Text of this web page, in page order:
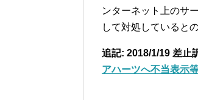
ンターネット上のサ
して対処しているとの
追記: 2018/1/19 差止
アハーツへ不当表示